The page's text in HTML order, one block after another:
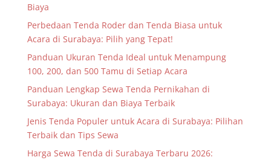
Biaya
Perbedaan Tenda Roder dan Tenda Biasa untuk
Acara di Surabaya: Pilih yang Tepat!
Panduan Ukuran Tenda Ideal untuk Menampung
100, 200, dan 500 Tamu di Setiap Acara
Panduan Lengkap Sewa Tenda Pernikahan di
Surabaya: Ukuran dan Biaya Terbaik
Jenis Tenda Populer untuk Acara di Surabaya: Pilihan
Terbaik dan Tips Sewa
Harga Sewa Tenda di Surabaya Terbaru 2026: